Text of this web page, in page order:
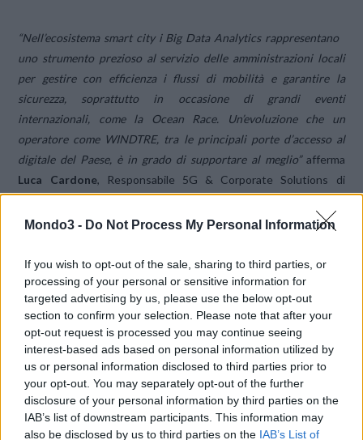
Mondo3 - Do Not Process My Personal Information
If you wish to opt-out of the sale, sharing to third parties, or
processing of your personal or sensitive information for
targeted advertising by us, please use the below opt-out
section to confirm your selection. Please note that after your
opt-out request is processed you may continue seeing
interest-based ads based on personal information utilized by
us or personal information disclosed to third parties prior to
your opt-out. You may separately opt-out of the further
disclosure of your personal information by third parties on the
IAB’s list of downstream participants. This information may
also be disclosed by us to third parties on the IAB’s List of
“Nell’ecosistema smart city i Big Data Analytics rappresentano
uno strumento prezioso al servizio delle amministrazioni locali
per gestire con efficienza i flussi di mobilità e garantire la
sicurezza, soprattutto in occasione di grandi eventi
internazionali, come la Ocean Race. Un’evoluzione che un
operatore come WINDTRE, tra le principali porte d’accesso al
digitale del Paese, è in grado di supportare al meglio” afferma
Luca Cardone, Responsabile 5G & Corporate Solutions di
WINDTRE.
Ocean Race-The Grand Finale, evento internazionale che l’Italia
ospita per la prima volta. Grazie alle competenze e al lavoro di
WINDTRE riusciremo ad avere proiezioni importanti su quella
che sarà stata la ricaduta di The Ocean Race nella nostra città”
dichiara il Sindaco di GenovaMarco Bucci.
Foto di Cristian Manieri daPexels
CONDIVIDI QUESTO ARTICOLO: